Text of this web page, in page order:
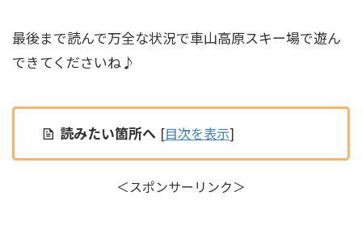
最後まで読んで万全な状況で車山高原スキー場で遊ん
できてくださいね♪
読みたい箇所へ [目次を表示]
＜スポンサーリンク＞